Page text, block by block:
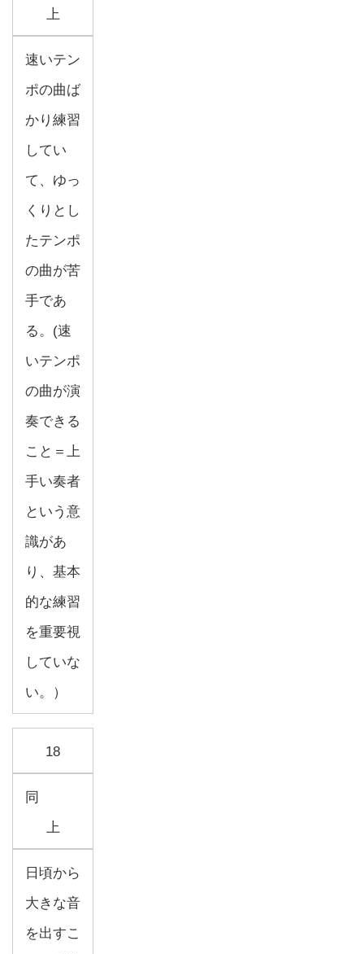
上
速いテン
ポの曲ば
かり練習
してい
て、ゆっ
くりとし
たテンポ
の曲が苦
手であ
る。(速
いテンポ
の曲が演
奏できる
こと＝上
手い奏者
という意
識があ
り、基本
的な練習
を重要視
していな
い。）
18
同
上
日頃から
大きな音
を出すこ